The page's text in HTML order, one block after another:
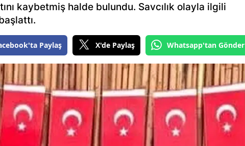
kaybetmiş halde bulundu. Savcılık olayla ilgili
Paylaş X'de Paylaş Whatsapp'tan Gönder